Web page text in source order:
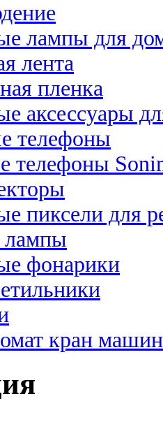
лампы для
лента
пленка
аксессуары
телефоны
телефоны
пиксели для
лампы
фонарики
кран